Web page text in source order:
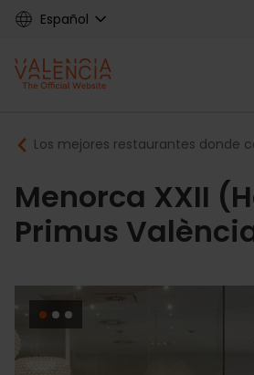
Skip
content
Español
Main
navigation
Breadcrumb
Los mejores restaurantes donde
Menorca XXII
Primus